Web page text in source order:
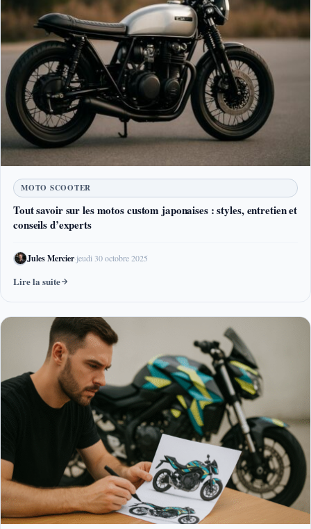
MOTO SCOOTER
Tout savoir sur les motos custom japonaises : styles, entretien et
conseils d’experts
Jules Mercier·jeudi 30 octobre 2025
Lire la suite